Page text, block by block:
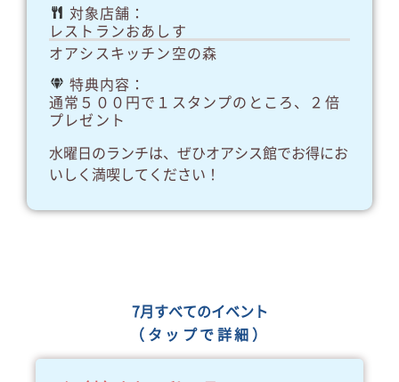
対象店舗：
レストランおあしす
オアシスキッチン空の森
特典内容：
通常５００円で１スタンプのところ、２倍
プレゼント
水曜日のランチは、ぜひオアシス館でお得にお
いしく満喫してください！
7月すべてのイベント
（タップで詳細）